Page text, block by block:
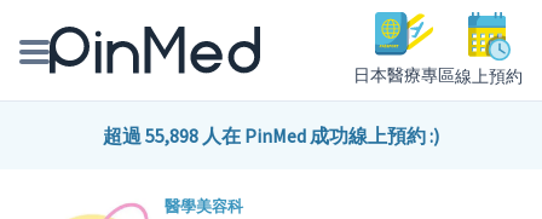
日本醫療專區線上預約
線上預約醫師、院所
超過 55,898 人在 PinMed 成功線上預約 :)
醫學美容科